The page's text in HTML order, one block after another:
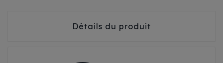
Détails du produit